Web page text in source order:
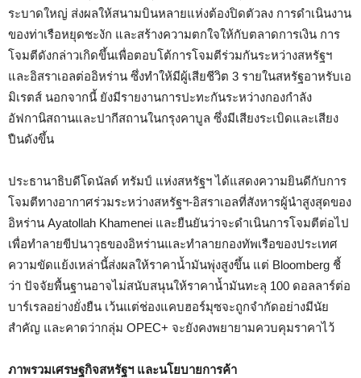
ระบาดใหญ่ ส่งผลให้สนามบินหลายแห่งต้องปิดตัวลง การดำเนินงาน
ของท่าเรือหยุดชะงัก และสร้างความตกใจให้กับตลาดการเงิน การ
โจมตีดังกล่าวเกิดขึ้นเพื่อตอบโต้การโจมตีร่วมกันระหว่างสหรัฐฯ
และอิสราเอลต่ออิหร่าน ซึ่งทำให้มีผู้เสียชีวิต 3 รายในสหรัฐอาหรับเอ
มิเรตส์ นอกจากนี้ ยังมีรายงานการปะทะกันระหว่างกองกำลัง
อัฟกานิสถานและปากีสถานในกรุงคาบูล ซึ่งมีเสียงระเบิดและเสียง
ปืนดังขึ้น
ประธานาธิบดีโดนัลด์ ทรัมป์ แห่งสหรัฐฯ ได้แสดงความยินดีกับการ
โจมตีทางอากาศร่วมระหว่างสหรัฐฯ-อิสราเอลที่สังหารผู้นำสูงสุดของ
อิหร่าน Ayatollah Khamenei และยืนยันว่าจะดำเนินการโจมตีต่อไป
เพื่อทำลายขีปนาวุธของอิหร่านและทำลายกองทัพเรือของประเทศ
ความขัดแย้งเหล่านี้ส่งผลให้ราคาน้ำมันพุ่งสูงขึ้น แต่ Bloomberg ชี้
ว่า ปัจจัยพื้นฐานอาจไม่สนับสนุนให้ราคาน้ำมันทะลุ 100 ดอลลาร์ต่อ
บาร์เรลอย่างยั่งยืน เว้นแต่ช่องแคบฮอร์มุซจะถูกจำกัดอย่างมีนัย
สำคัญ และคาดว่ากลุ่ม OPEC+ จะยังคงพยายามควบคุมราคาไว้
ภาพรวมเศรษฐกิจสหรัฐฯ และนโยบายการค้า